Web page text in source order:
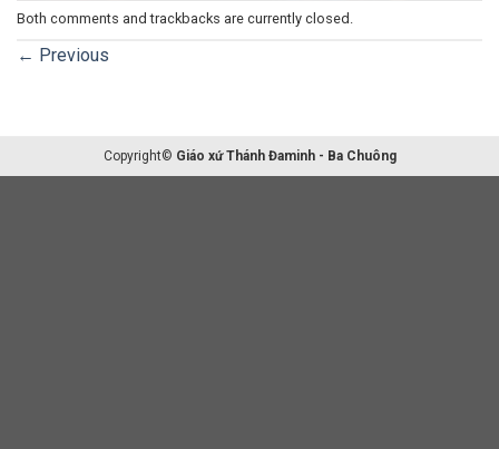
Both comments and trackbacks are currently closed.
← Previous
Copyright© Giáo xứ Thánh Đaminh - Ba Chuông